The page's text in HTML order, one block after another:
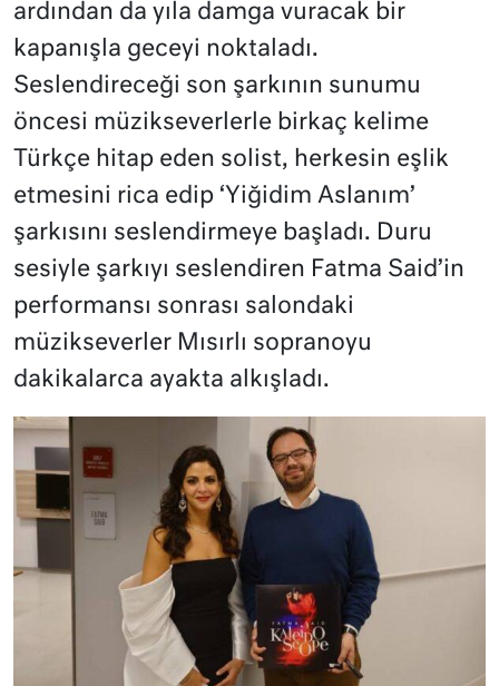
ardından da yıla damga vuracak bir
kapanışla geceyi noktaladı.
Seslendireceği son şarkının sunumu
öncesi müzikseverlerle birkaç kelime
Türkçe hitap eden solist, herkesin eşlik
etmesini rica edip ‘Yiğidim Aslanım’
şarkısını seslendirmeye başladı. Duru
sesiyle şarkıyı seslendiren Fatma Said’in
performansı sonrası salondaki
müzikseverler Mısırlı sopranoyu
dakikalarca ayakta alkışladı.